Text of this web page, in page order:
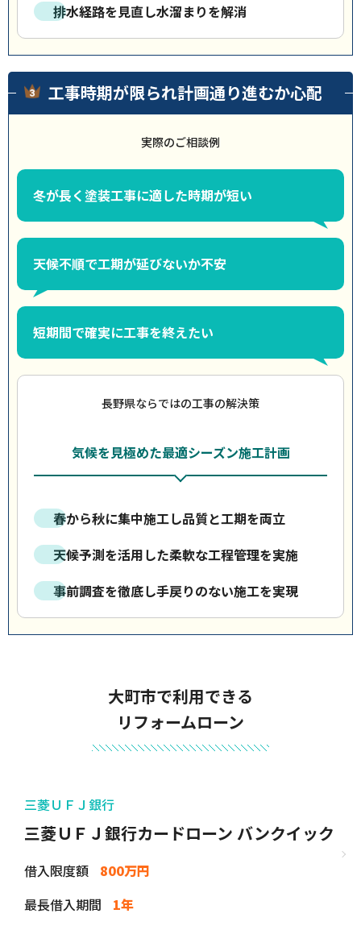
排水経路を見直し水溜まりを解消
工事時期が限られ計画通り進むか心配
実際のご相談例
冬が長く塗装工事に適した時期が短い
天候不順で工期が延びないか不安
短期間で確実に工事を終えたい
長野県ならではの工事の解決策
気候を見極めた最適シーズン施工計画
春から秋に集中施工し品質と工期を両立
天候予測を活用した柔軟な工程管理を実施
事前調査を徹底し手戻りのない施工を実現
大町市で利用できる
リフォームローン
三菱ＵＦＪ銀行
三菱ＵＦＪ銀行カードローン バンクイック
借入限度額
800万円
最長借入期間
1年